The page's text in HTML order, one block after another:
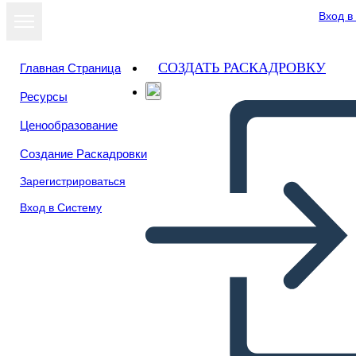
Вход
Главная Страница
Ресурсы
Ценообразование
Создание Раскадровки
Зарегистрироваться
Вход в Систему
СОЗДАТЬ РАСКАДРОВКУ
Časová os Sociálnych Štúdií
Посмотреть
как слайд-шоу